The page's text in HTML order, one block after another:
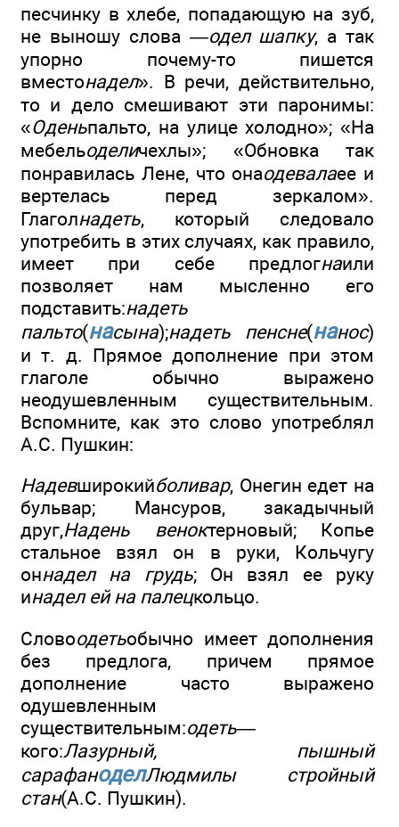
песчинку в хлебе, попадающую на зуб,
не выношу слова —одел шапку, а так
упорно почему-то пишется
вместонадел». В речи, действительно,
то и дело смешивают эти паронимы:
«Оденьпальто, на улице холодно»; «На
мебельоделичехлы»; «Обновка так
понравилась Лене, что онаодевалаее и
вертелась перед зеркалом».
Глаголнадеть, который следовало
употребить в этих случаях, как правило,
имеет при себе предлогнаили
позволяет нам мысленно его
подставить:надеть
пальто(насына);надеть пенсне(нанос)
и т. д. Прямое дополнение при этом
глаголе обычно выражено
неодушевленным существительным.
Вспомните, как это слово употреблял
А.С. Пушкин:
Надевширокийболивар, Онегин едет на
бульвар; Мансуров, закадычный
друг,Надень веноктерновый; Копье
стальное взял он в руки, Кольчугу
оннадел на грудь; Он взял ее руку
инадел ей на палецкольцо.
Словоодетьобычно имеет дополнения
без предлога, причем прямое
дополнение часто выражено
одушевленным
существительным:одеть—
кого:Лазурный, пышный
сарафаноделЛюдмилы стройный
стан(А.С. Пушкин).